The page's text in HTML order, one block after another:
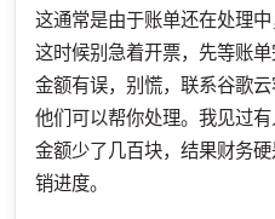
这通常是由于账单还在处理中
这时候别急着开票，先等账单
金额有误，别慌，联系谷歌云
他们可以帮你处理。我见过
金额少了几百块，结果财务
销进度。